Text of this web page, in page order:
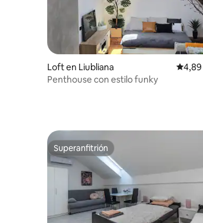
Loft en Liubliana
Penthouse con estilo funky
Superanfitrión
Superanfitrión